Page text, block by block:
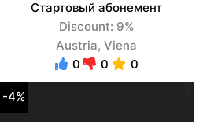
Стартовый абонемент
Discount: 9%
Austria, Viena
0
0 0
-4%